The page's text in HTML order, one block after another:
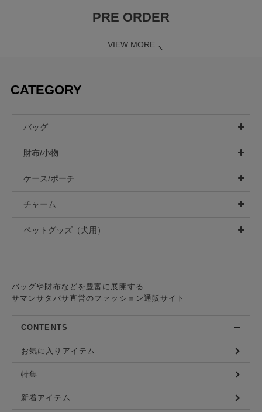
PRE ORDER
VIEW MORE
CATEGORY
バッグ
財布/小物
ケース/ポーチ
チャーム
ペットグッズ（犬用）
バッグや財布などを豊富に展開する
サマンサタバサ直営のファッション通販サイト
CONTENTS
お気に入りアイテム
特集
新着アイテム